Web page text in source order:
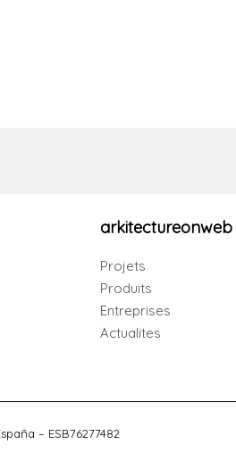
arkitectureonweb
Projets
Produits
Entreprises
Actualites
– ESB76277482